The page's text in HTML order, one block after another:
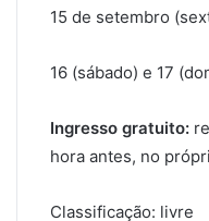
15 de setembro
16 (sábado) e 17
Ingresso gratuito:
hora antes, no
Classificação: livre